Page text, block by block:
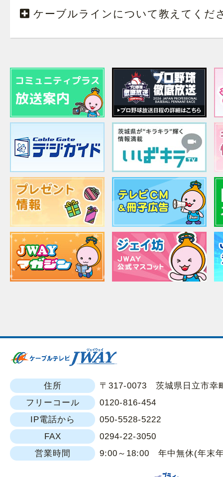
ケーブルラインについて教えてくだ
住所
〒317-0073 茨城県日立市幸
フリーコール
0120-816-454
IP電話から
050-5528-5222
FAX
0294-22-3050
営業時間
9:00～18:00 年中無休(年末